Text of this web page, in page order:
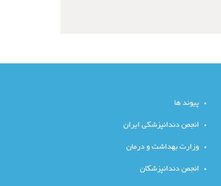
پیوند ها
انجمن دندانپزشکی ایران
وزارت بهداشت و درمان
انجمن دندانپزشکان